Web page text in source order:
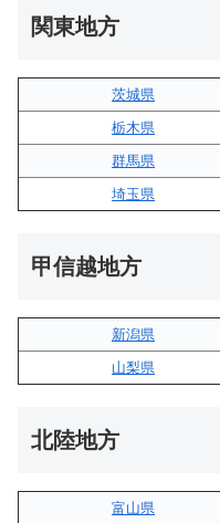
関東地方
茨城県
栃木県
群馬県
埼玉県
甲信越地方
新潟県
山梨県
北陸地方
富山県